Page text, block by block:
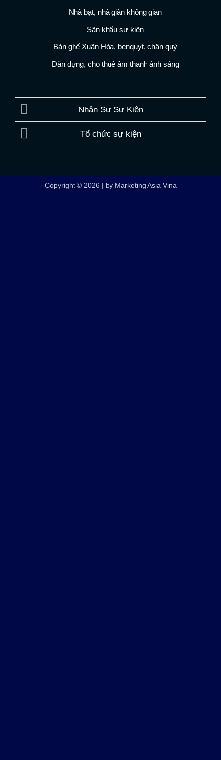
Nhà bạt, nhà giàn không gian
Sân khấu sự kiện
Bàn ghế Xuân Hòa, benquyt, chân quỳ
Dàn dựng, cho thuê âm thanh ánh sáng
Nhân Sự Sự Kiện
Tổ chức sự kiện
Copyright © 2026 | by Marketing Asia Vina